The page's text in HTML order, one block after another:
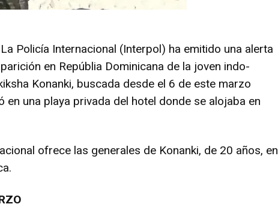
Policía Internacional (Interpol) ha emitido una alerta
en Repúblia Dominicana de la joven indo-
Konanki, buscada desde el 6 de este marzo
en una playa privada del hotel donde se alojaba en
ofrece las generales de Konanki, de 20 años, en